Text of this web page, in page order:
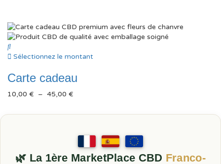
Sélectionnez le montant
Carte cadeau
10,00 € – 45,00 €
prix :
🌿 La 1ère MarketPlace CBD Franco-